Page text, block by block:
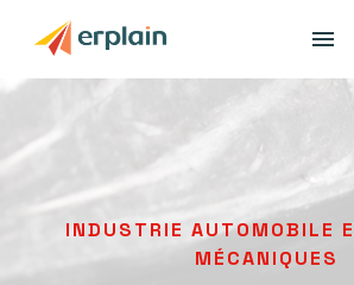
menu
INDUSTRIE AUTOMOBILE
MÉCANIQUES